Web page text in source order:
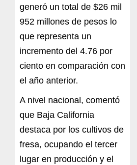
generó un total de $26 mil
952 millones de pesos lo
que representa un
incremento del 4.76 por
ciento en comparación con
el año anterior.
A nivel nacional, comentó
que Baja California
destaca por los cultivos de
fresa, ocupando el tercer
lugar en producción y el